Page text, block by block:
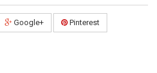
Google+ Pinterest